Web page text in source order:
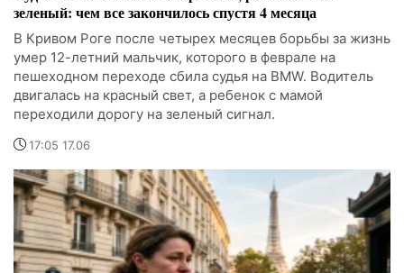
зеленый: чем все закончилось спустя 4 месяца
В Кривом Роге после четырех месяцев борьбы за жизнь
умер 12-летний мальчик, которого в феврале на
пешеходном переходе сбила судья на BMW. Водитель
двигалась на красный свет, а ребенок с мамой
переходили дорогу на зеленый сигнал.
17:05 17.06